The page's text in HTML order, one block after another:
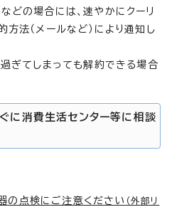
どの場合には、速やかにクーリ
方法（メールなど）により通知し
過ぎてしまっても解約できる場合
に消費生活センター等に相談
の点検にご注意ください （外部リ